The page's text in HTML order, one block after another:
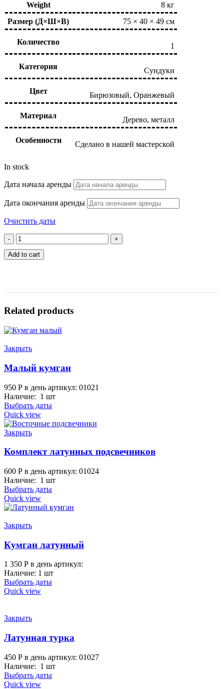
Weight
8 кг
Размер (Д×Ш×В)
75 × 40 × 49 см
Количество 1
Категория Сундуки
Цвет Бирюзовый, Оранжевый
Материал Дерево, металл
Особенности Сделано в нашей мастерской
In stock
Дата начала аренды
Дата окончания аренды
Очистить даты
Большой
сундук
quantity
Add to cart
Related products
Закрыть
Малый кумган
950 Р в день артикул: 01021
Наличие: 1 шт
Выбрать даты
Quick view
Закрыть
Комплект латунных подсвечников
600 Р в день артикул: 01024
Наличие: 1 шт
Выбрать даты
Quick view
Закрыть
Кумган латунный
1 350 Р в день артикул:
Наличие: 1 шт
Выбрать даты
Quick view
Закрыть
Латунная турка
450 Р в день артикул: 01027
Наличие: 1 шт
Выбрать даты
Quick view